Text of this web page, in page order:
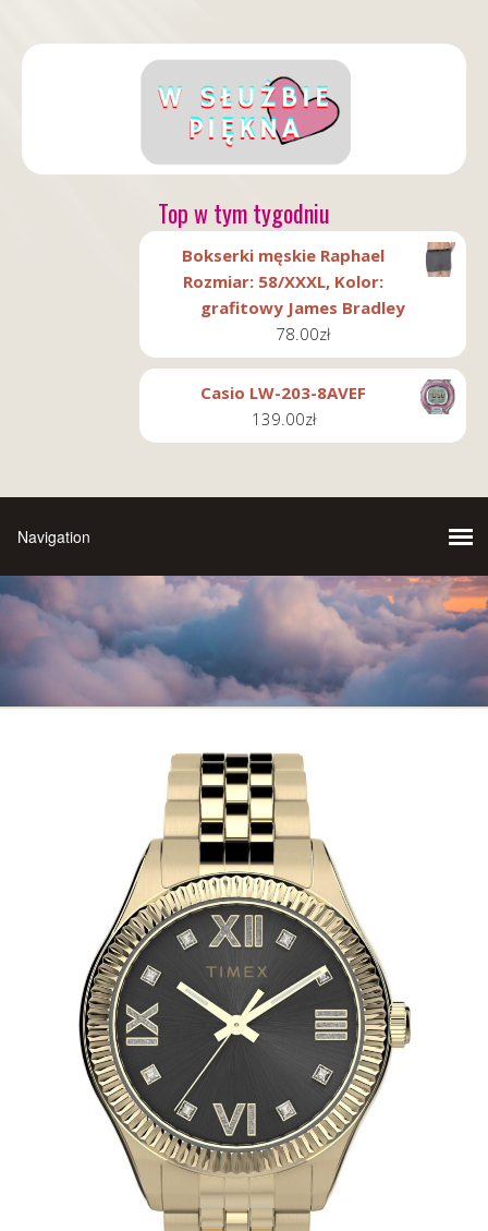
Top w tym tygodniu
Bokserki męskie Raphael
Rozmiar: 58/XXXL, Kolor:
grafitowy James Bradley
78.00zł
Casio LW-203-8AVEF
139.00zł